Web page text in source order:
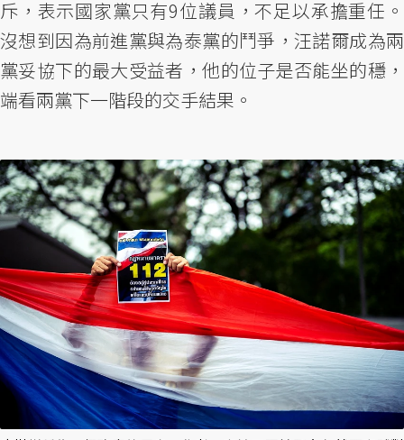
斥，表示國家黨只有9位議員，不足以承擔重任。
沒想到因為前進黨與為泰黨的鬥爭，汪諾爾成為兩
黨妥協下的最大受益者，他的位子是否能坐的穩，
端看兩黨下一階段的交手結果。